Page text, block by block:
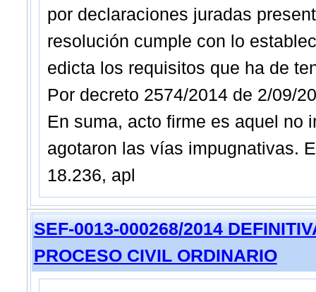
por declaraciones juradas
resolución cumple con lo
edicta los requisitos que ha de
Por decreto 2574/2014 de 2/09/
En suma, acto firme es aquel no
agotaron las vías impugnativas.
18.236, apl
SEF-0013-000268/2014
PROCESO CIVIL ORDINARIO